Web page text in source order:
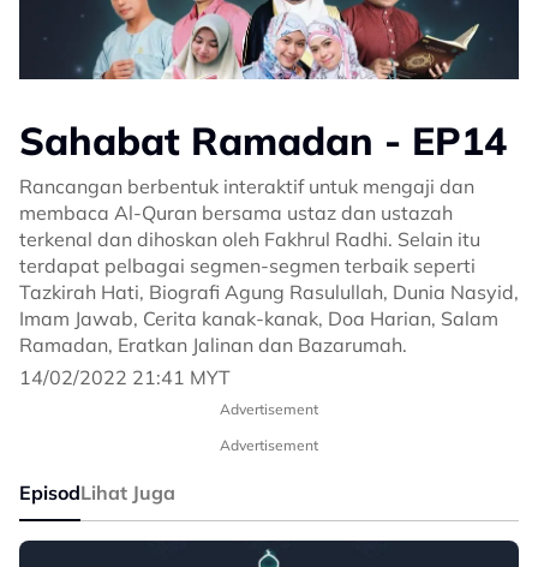
Sahabat Ramadan - EP14
Rancangan berbentuk interaktif untuk mengaji dan
membaca Al-Quran bersama ustaz dan ustazah
terkenal dan dihoskan oleh Fakhrul Radhi. Selain itu
terdapat pelbagai segmen-segmen terbaik seperti
Tazkirah Hati, Biografi Agung Rasulullah, Dunia Nasyid,
Imam Jawab, Cerita kanak-kanak, Doa Harian, Salam
Ramadan, Eratkan Jalinan dan Bazarumah.
14/02/2022 21:41 MYT
Advertisement
Advertisement
EpisodLihat Juga